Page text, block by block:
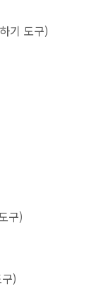
기 도구)
구)
)